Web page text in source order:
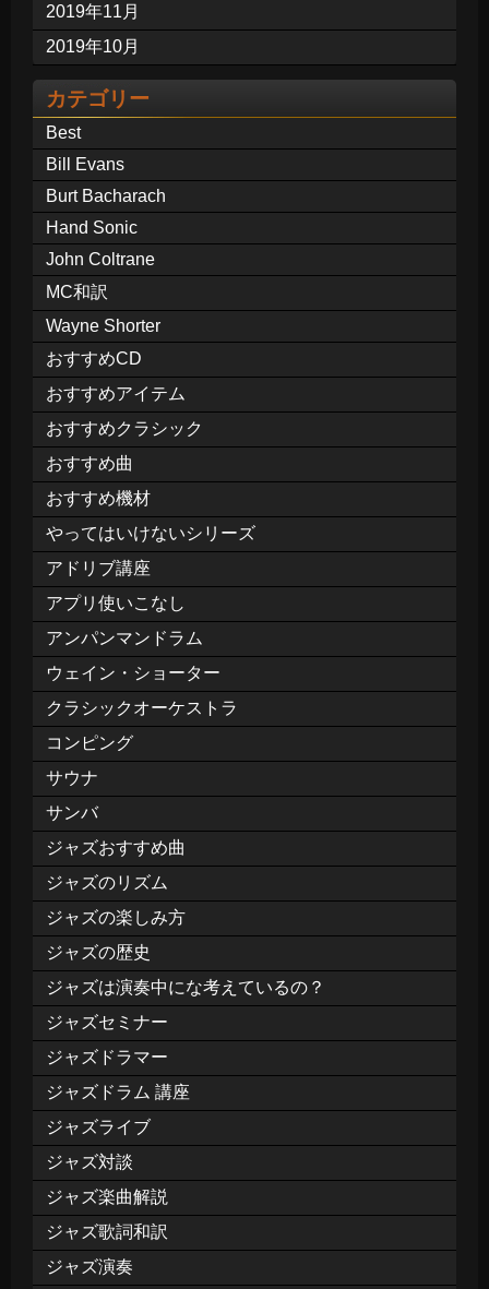
2019年11月
2019年10月
カテゴリー
Best
Bill Evans
Burt Bacharach
Hand Sonic
John Coltrane
MC和訳
Wayne Shorter
おすすめCD
おすすめアイテム
おすすめクラシック
おすすめ曲
おすすめ機材
やってはいけないシリーズ
アドリブ講座
アプリ使いこなし
アンパンマンドラム
ウェイン・ショーター
クラシックオーケストラ
コンピング
サウナ
サンバ
ジャズおすすめ曲
ジャズのリズム
ジャズの楽しみ方
ジャズの歴史
ジャズは演奏中にな考えているの？
ジャズセミナー
ジャズドラマー
ジャズドラム 講座
ジャズライブ
ジャズ対談
ジャズ楽曲解説
ジャズ歌詞和訳
ジャズ演奏